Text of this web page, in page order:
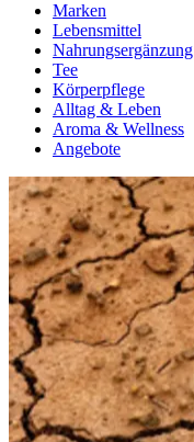
Marken
Lebensmittel
Nahrungsergänzung
Tee
Körperpflege
Alltag & Leben
Aroma & Wellness
Angebote